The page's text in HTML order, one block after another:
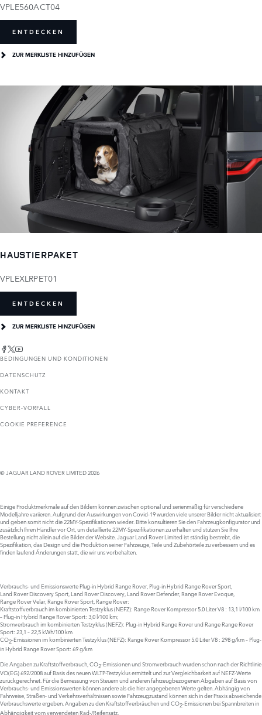
VPLE560ACT04
ENTDECKEN
ZUR MERKLISTE HINZUFÜGEN
HAUSTIERPAKET
VPLEXLRPET01
ENTDECKEN
ZUR MERKLISTE HINZUFÜGEN
BEDINGUNGEN UND KONDITIONEN
DATENSCHUTZ
KONTAKT
CYBER-VORFALL
COOKIE PREFERENCE
© JAGUAR LAND ROVER LIMITED 2026
Einige Produktmerkmale auf den Bildern können zwischen optional und serienmäßig für verschiedene
Modelljahre variieren. Aufgrund der Auswirkungen von Covid-19 wurden viele unserer Bilder nicht aktualisiert
und geben somit nicht die 22MY-Spezifikationen wieder. Bitte konsultieren Sie den Fahrzeugkonfigurator und
zusätzlich Ihren Händler vor Ort, um detaillierte 22MY-Spezifikationen zu erhalten und stützen Sie Ihre
Bestellung nicht allein auf die Bilder der Website. Jaguar Land Rover Limited ist ständig bestrebt, die
Spezifikation, das Design und die Produktion seiner Fahrzeuge, Teile und Zubehörteile zu verbessern und es
finden laufend Änderungen statt, die wir uns vorbehalten.
Verbrauchs- und Emissionswerte Plug‑in Hybrid Range Rover, Plug‑in Hybrid Range Rover Sport,
Land Rover Discovery Sport, Land Rover Discovery, Land Rover Defender, Range Rover Evoque,
Range Rover Velar, Range Rover Sport, Range Rover:
Kraftstoffverbrauch im kombinierten Testzyklus (NEFZ): Range Rover Kompressor 5.0 Liter V8 : 13,1 l/100 km
– Plug-in Hybrid Range Rover Sport: 3,0 l/100 km;
Stromverbrauch im kombinierten Testzyklus (NEFZ): Plug-in Hybrid Range Rover und Range Range Rover
Sport: 23,1 – 22,5 kWh/100 km
CO2-Emissionen im kombinierten Testzyklus (NEFZ): Range Rover Kompressor 5.0 Liter V8 : 298 g/km – Plug-
in Hybrid Range Rover Sport: 69 g/km
Die Angaben zu Kraftstoffverbrauch, CO2-Emissionen und Stromverbrauch wurden schon nach der Richtlinie
VO(EG) 692/2008 auf Basis des neuen WLTP-Testzyklus ermittelt und zur Vergleichbarkeit auf NEFZ-Werte
zurückgerechnet. Für die Bemessung von Steuern und anderen fahrzeugbezogenen Abgaben auf Basis von
Verbrauchs- und Emissionswerten können andere als die hier angegebenen Werte gelten. Abhängig von
Fahrweise, Straßen- und Verkehrsverhältnissen sowie Fahrzeugzustand können sich in der Praxis abweichende
Verbrauchswerte ergeben. Angaben zu den Kraftstoffverbräuchen und CO2-Emissionen bei Spannbreiten in
Abhängigkeit vom verwendeten Rad-/Reifensatz.